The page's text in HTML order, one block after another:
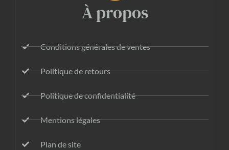
À propos
Conditions générales de ventes
Politique de retours
Politique de confidentialité
Mentions légales
Plan de site